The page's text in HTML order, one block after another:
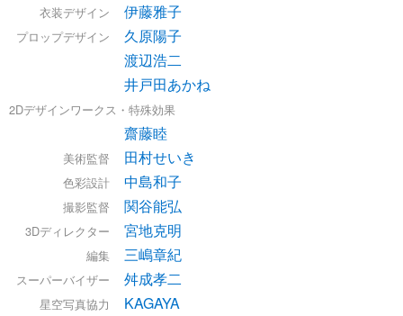
衣装デザイン 伊藤雅子
プロップデザイン
久原陽子
渡辺浩二
井戸田あかね
2Dデザインワークス・特殊効果
齋藤睦
美術監督 田村せいき
色彩設計 中島和子
撮影監督 関谷能弘
3Dディレクター 宮地克明
編集 三嶋章紀
スーパーバイザー 舛成孝二
星空写真協力 KAGAYA